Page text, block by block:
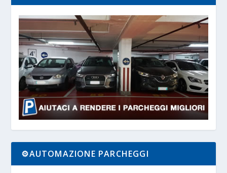
⚙️AUTOMAZIONE PARCHEGGI